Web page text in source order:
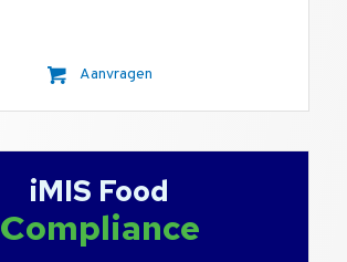
Aanvragen
iMIS Food
Compliance